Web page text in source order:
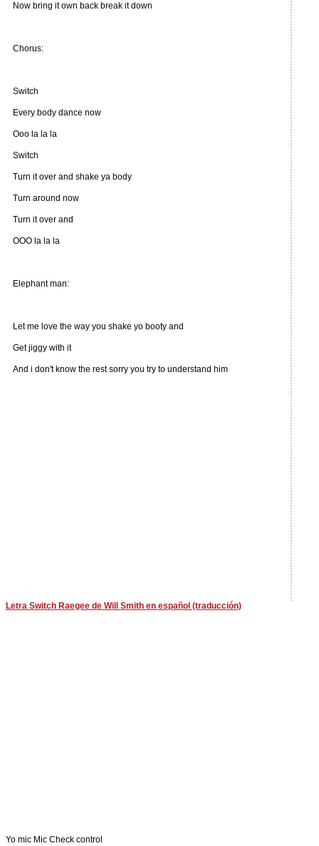
Now bring it own back break it down
Chorus:
Switch
Every body dance now
Ooo la la la
Switch
Turn it over and shake ya body
Turn around now
Turn it over and
OOO la la la
Elephant man:
Let me love the way you shake yo booty and
Get jiggy with it
And i don't know the rest sorry you try to understand him
Letra Switch Raegee de Will Smith en español (traducción)
Yo mic Mic Check control